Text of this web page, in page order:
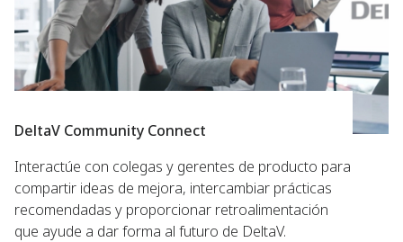
DeltaV Community Connect
Interactúe con colegas y gerentes de producto para
compartir ideas de mejora, intercambiar prácticas
recomendadas y proporcionar retroalimentación
que ayude a dar forma al futuro de DeltaV.